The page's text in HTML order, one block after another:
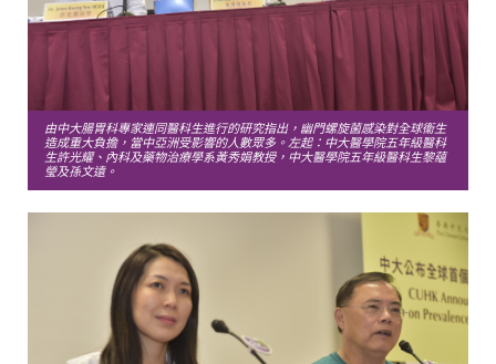
由中大腸胃科專家連同醫科生進行的研究指出，幽門螺旋菌感染對全球衞生
造成重大負擔，當中亞洲受影響的人數眾多。左起：中大醫學院五年級醫科
生許光耀、內科及藥物治療學系黃秀娟教授，中大醫學院五年級醫科生黎蘊
瑩及孫文遠。